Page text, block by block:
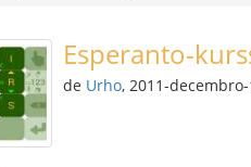
Esperanto-
de Urho, 2011-